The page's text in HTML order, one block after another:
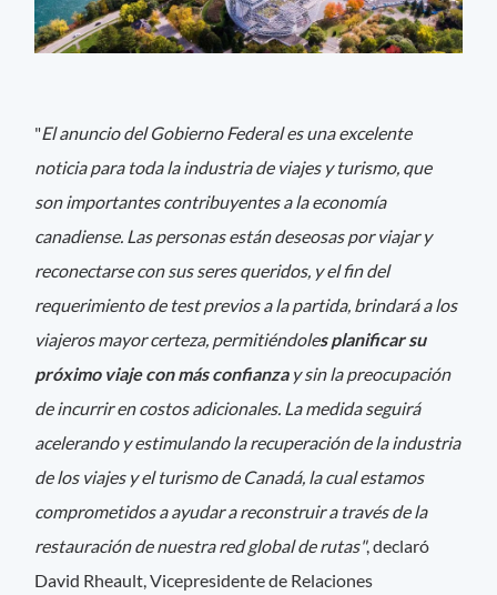
"El anuncio del Gobierno Federal es una excelente
noticia para toda la industria de viajes y turismo, que
son importantes contribuyentes a la economía
canadiense. Las personas están deseosas por viajar y
reconectarse con sus seres queridos, y el fin del
requerimiento de test previos a la partida, brindará a los
viajeros mayor certeza, permitiéndoles planificar su
próximo viaje con más confianza y sin la preocupación
de incurrir en costos adicionales. La medida seguirá
acelerando y estimulando la recuperación de la industria
de los viajes y el turismo de Canadá, la cual estamos
comprometidos a ayudar a reconstruir a través de la
restauración de nuestra red global de rutas", declaró
David Rheault, Vicepresidente de Relaciones